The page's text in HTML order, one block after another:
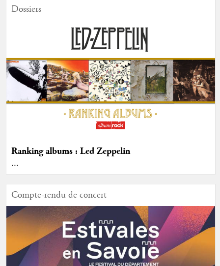
Dossiers
Ranking albums : Led Zeppelin
...
Compte-rendu de concert